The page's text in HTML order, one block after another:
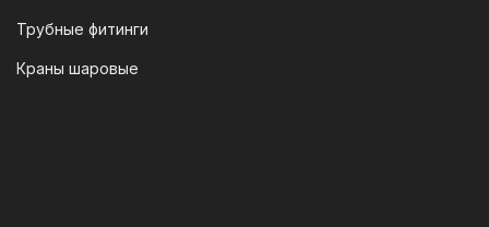
ЦЕНТРА на первый запуск
оборудования (пуско-наладочные
Трубные фитинги
Краны шаровые